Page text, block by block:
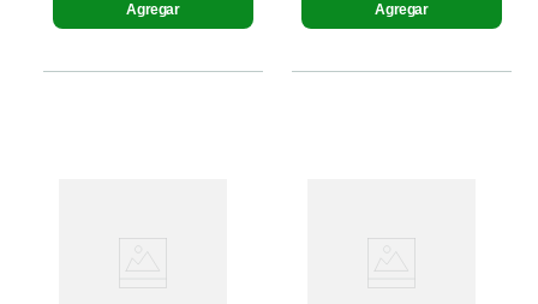
Agregar Agregar